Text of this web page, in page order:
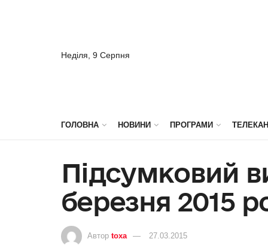
Неділя, 9 Серпня
ГОЛОВНА НОВИНИ ПРОГРАМИ
Підсумковий
березня 2015
Автор toxa 27.03.2015